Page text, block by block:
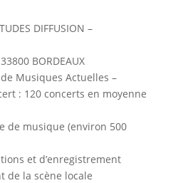
DIFFUSION –
BORDEAUX
Musiques Actuelles –
: 120 concerts en moyenne
de musique (environ 500
et d’enregistrement
de la scène locale